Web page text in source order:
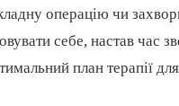
операцію чи
себе, настав час
план терапії